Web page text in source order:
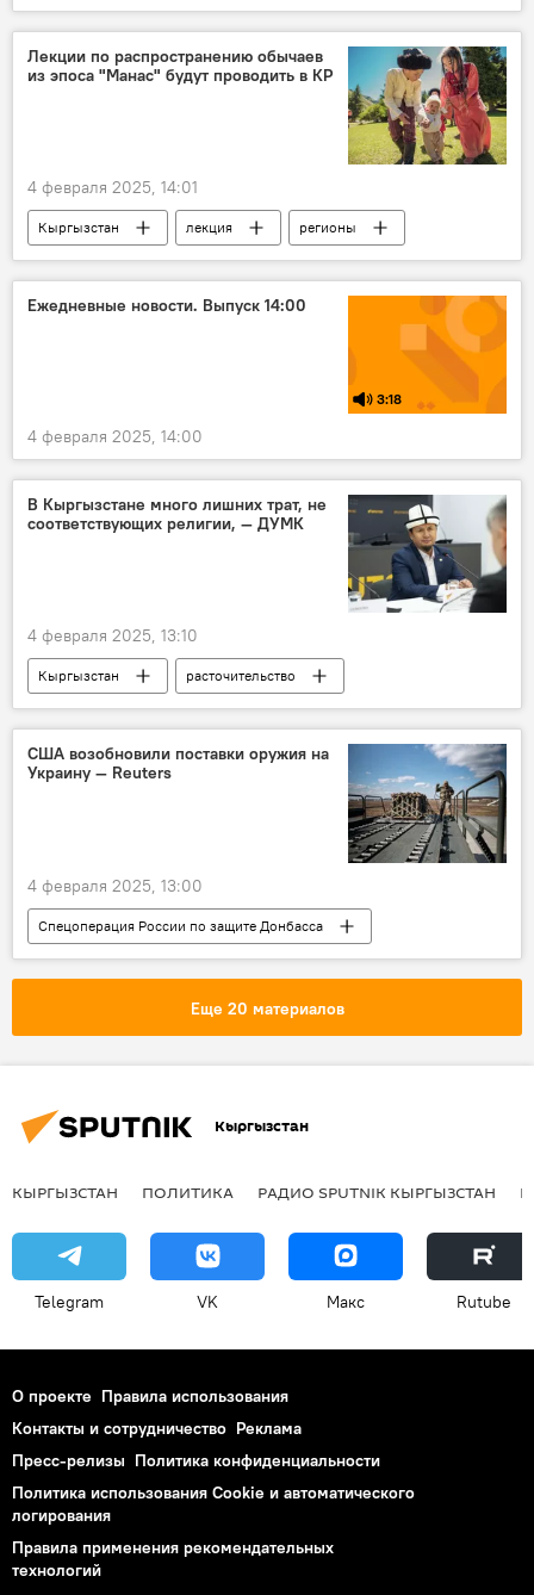
Лекции по распространению обычаев
из эпоса "Манас" будут проводить в КР
4 февраля 2025, 14:01
Кыргызстан лекция
регионы
эпос
эпос "Манас"
традиции
обычаи
Пресс-центр
Ежедневные новости. Выпуск 14:00
3:18
4 февраля 2025, 14:00
В Кыргызстане много лишних трат, не
соответствующих религии, — ДУМК
4 февраля 2025, 13:10
Кыргызстан
расточительство
ДУМК
традиции
расходы
религия
Пресс-центр
США возобновили поставки оружия на
Украину — Reuters
4 февраля 2025, 13:00
Спецоперация России по защите Донбасса
В мире
США
Украина
Еще 20 материалов
Кыргызстан
КЫРГЫЗСТАН ПОЛИТИКА РАДИО SPUTNIK КЫРГЫЗСТАН
Telegram VK Макс Rutube
О проекте Правила использования
Контакты и сотрудничество Реклама
Пресс-релизы Политика конфиденциальности
Политика использования Cookie и автоматического
логирования
Правила применения рекомендательных
технологий